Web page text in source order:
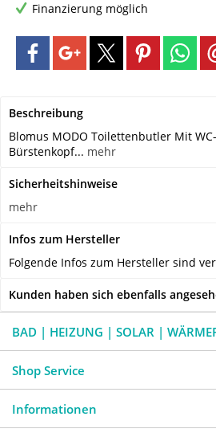
Finanzierung möglich
Beschreibung
Blomus MODO Toilettenbutler Mit
Bürstenkopf... mehr
Sicherheitshinweise
mehr
Infos zum Hersteller
Folgende Infos zum Hersteller sind
Kunden haben sich ebenfalls
BAD | HEIZUNG | SOLAR |
Shop Service
Informationen